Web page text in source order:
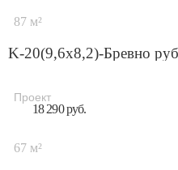
87 м²
K-20(9,6х8,2)-Бревно
Проект
18 290 руб.
67 м²